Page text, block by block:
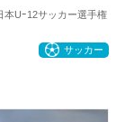
本Uｰ12サッカー選手権
サッカー